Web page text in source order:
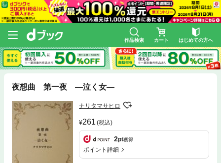
作品検索 カート はじめての方へ
夜想曲 第一夜 ―泣く女―
ナリタマサヒロ
261 (税込)
2pt獲得
ポイント詳細